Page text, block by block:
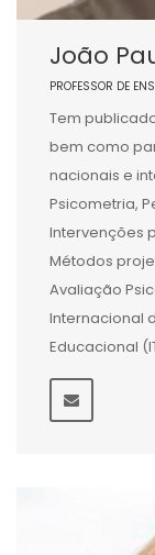
João
PROFESSOR DE
Tem
bem como
nacionais e
Psicometria,
Intervenções
Métodos
Avaliação
Internacional
Educacional